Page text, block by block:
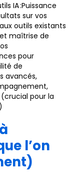
IA :Puissance
sur vos
outils existants
maîtrise de
pour
de
avancés,
pour la
l’on